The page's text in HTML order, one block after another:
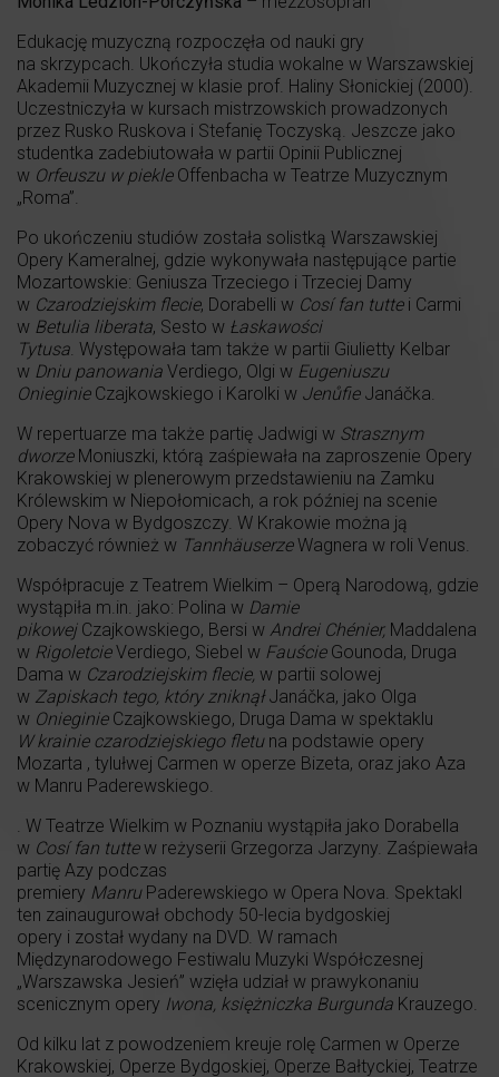
Edukację muzyczną rozpoczęła od nauki gry
na skrzypcach. Ukończyła studia wokalne w Warszawskiej
Akademii Muzycznej w klasie prof. Haliny Słonickiej (2000).
Uczestniczyła w kursach mistrzowskich prowadzonych
przez Rusko Ruskova i Stefanię Toczyską. Jeszcze jako
studentka zadebiutowała w partii Opinii Publicznej
w Orfeuszu w piekleOffenbacha w Teatrze Muzycznym
„Roma”.
Po ukończeniu studiów została solistką Warszawskiej
Opery Kameralnej, gdzie wykonywała następujące partie
Mozartowskie: Geniusza Trzeciego i Trzeciej Damy
w Czarodziejskim flecie, Dorabelli w Cosí fan tuttei Carmi
w Betulia liberata, Sesto w Łaskawości
Tytusa. Występowała tam także w partii Giulietty Kelbar
w Dniu panowania Verdiego, Olgi w Eugeniuszu
OnieginieCzajkowskiego i Karolki w JenůfieJanáčka.
W repertuarze ma także partię Jadwigi w Strasznym
dworze Moniuszki, którą zaśpiewała na zaproszenie Opery
Krakowskiej w plenerowym przedstawieniu na Zamku
Królewskim w Niepołomicach, a rok później na scenie
Opery Nova w Bydgoszczy. W Krakowie można ją
zobaczyć również w TannhäuserzeWagnera w roli Venus.
Współpracuje z Teatrem Wielkim – Operą Narodową, gdzie
wystąpiła m.in. jako: Polina w Damie
pikowej Czajkowskiego, Bersi w Andrei Chénier, Maddalena
w RigoletcieVerdiego, Siebel w Fauście Gounoda, Druga
Dama w Czarodziejskim flecie, w partii solowej
w Zapiskach tego, który zniknąłJanáčka, jako Olga
w OnieginieCzajkowskiego, Druga Dama w spektaklu
W krainie czarodziejskiego fletu na podstawie opery
Mozarta , tylułwej Carmen w operze Bizeta, oraz jako Aza
w Manru Paderewskiego.
. W Teatrze Wielkim w Poznaniu wystąpiła jako Dorabella
w Cosí fan tuttew reżyserii Grzegorza Jarzyny. Zaśpiewała
partię Azy podczas
premiery ManruPaderewskiego w Opera Nova. Spektakl
ten zainaugurował obchody 50-lecia bydgoskiej
opery i został wydany na DVD. W ramach
Międzynarodowego Festiwalu Muzyki Współczesnej
„Warszawska Jesień” wzięła udział w prawykonaniu
scenicznym opery Iwona, księżniczka Burgunda Krauzego.
Od kilku lat z powodzeniem kreuje rolę Carmen w Operze
Krakowskiej, Operze Bydgoskiej, Operze Bałtyckiej, Teatrze